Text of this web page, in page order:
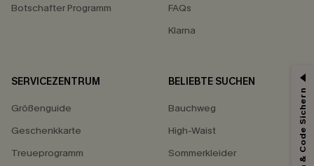
Botschafter Programm
FAQs
Klarna
SERVICEZENTRUM
Größenguide
Geschenkkarte
Treueprogramm
BELIEBTE SUCHEN
Bauchweg
High-Waist
Sommerkleider